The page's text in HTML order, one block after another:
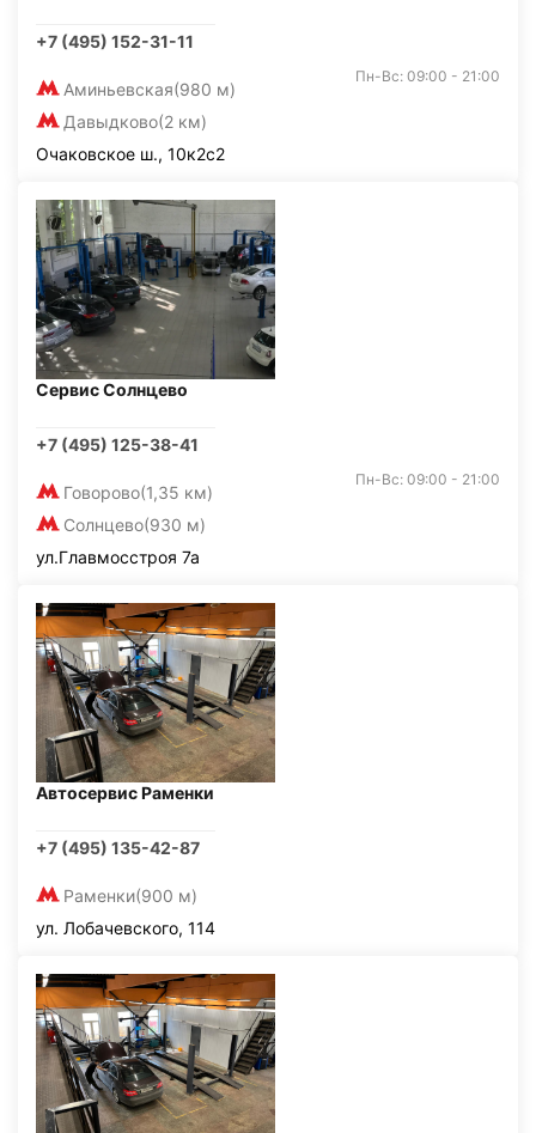
+7 (495) 152-31-11
Аминьевская(980 м)
Давыдково(2 км)
Пн-Вс: 09:00 - 21:00
Очаковское ш., 10к2с2
Сервис Солнцево
+7 (495) 125-38-41
Говорово(1,35 км)
Солнцево(930 м)
Пн-Вс: 09:00 - 21:00
ул.Главмосстроя 7а
Автосервис Раменки
+7 (495) 135-42-87
Раменки(900 м)
ул. Лобачевского, 114